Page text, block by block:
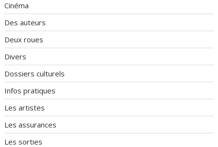
Cinéma
Des auteurs
Deux roues
Divers
Dossiers culturels
Infos pratiques
Les artistes
Les assurances
Les sorties